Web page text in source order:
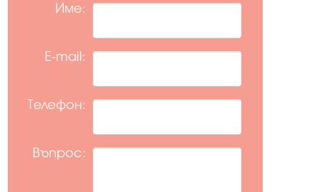
Име:
E-mail:
Телефон:
Въпрос: